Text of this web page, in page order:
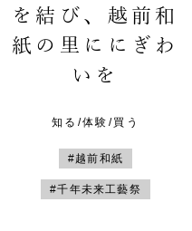
を結び、越前和
紙の里ににぎわ
いを
知る/体験/買う
#越前和紙
#千年未来工藝祭